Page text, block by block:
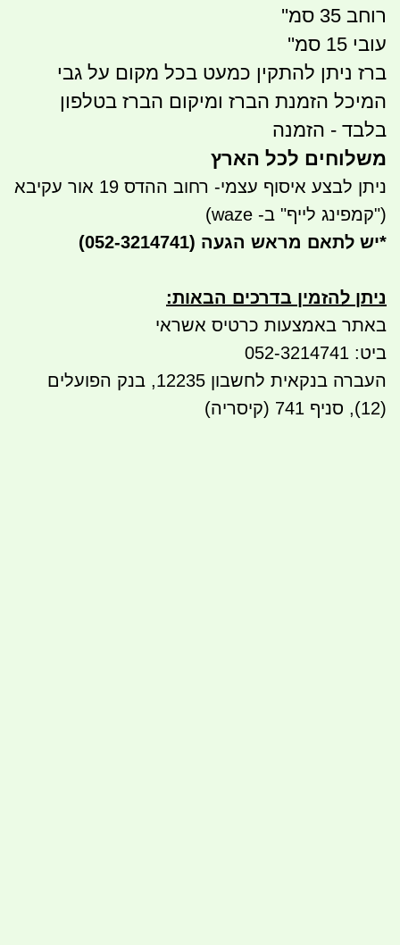
רוחב 35 סמ''
עובי 15 סמ''
ברז ניתן להתקין כמעט בכל מקום על גבי
המיכל הזמנת הברז ומיקום הברז בטלפון
בלבד - הזמנה
משלוחים לכל הארץ
ניתן לבצע איסוף עצמי- רחוב ההדס 19 אור עקיבא
("קמפינג לייף" ב- waze)
*יש לתאם מראש הגעה (052-3214741)
ניתן להזמין בדרכים הבאות:
באתר באמצעות כרטיס אשראי
ביט: 052-3214741
העברה בנקאית לחשבון 12235, בנק הפועלים
(12), סניף 741 (קיסריה)